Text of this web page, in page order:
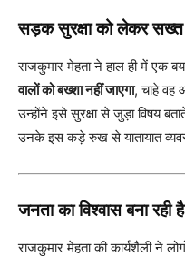
सड़क सुरक्षा को लेकर सख्त
राजकुमार मेहता ने हाल ही में एक
वालों को बख्शा नहीं जाएगा, चाहे वह
उन्होंने इसे सुरक्षा से जुड़ा विषय
उनके इस कड़े रुख से यातायात
जनता का विश्वास बना रही
राजकुमार मेहता की कार्यशैली ने